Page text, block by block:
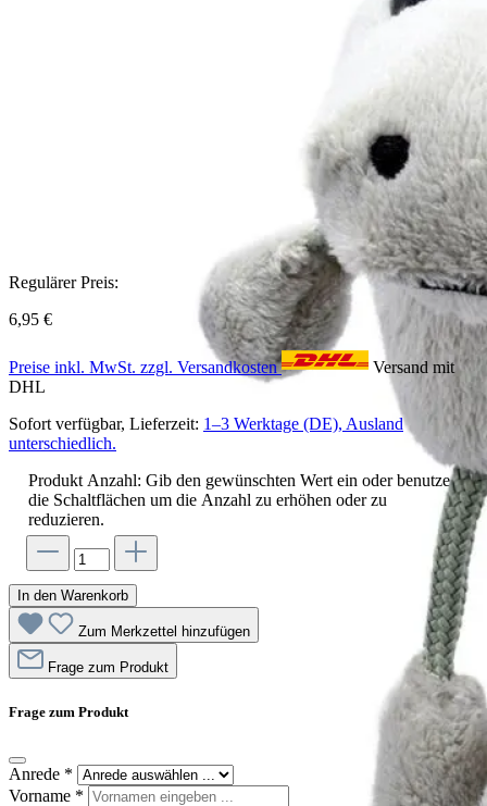
Regulärer Preis:
6,95 €
Preise inkl. MwSt. zzgl. Versandkosten
Versand mit
DHL
Sofort verfügbar, Lieferzeit: 1–3 Werktage (DE), Ausland
unterschiedlich.
Produkt Anzahl: Gib den gewünschten Wert ein oder benutze
die Schaltflächen um die Anzahl zu erhöhen oder zu
reduzieren.
In den Warenkorb
Zum Merkzettel hinzufügen
Frage zum Produkt
Frage zum Produkt
Anrede *
Vorname *